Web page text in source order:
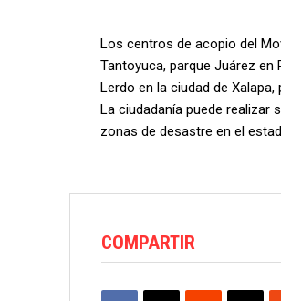
Los centros de acopio del
Tantoyuca, parque Juárez en
Lerdo en la ciudad de
La ciudadanía puede realizar
zonas de desastre en el
COMPARTIR